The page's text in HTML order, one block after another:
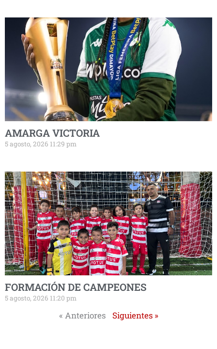
AMARGA VICTORIA
5 agosto, 2026 11:29 pm
FORMACIÓN DE CAMPEONES
5 agosto, 2026 11:20 pm
« Anteriores Siguientes »